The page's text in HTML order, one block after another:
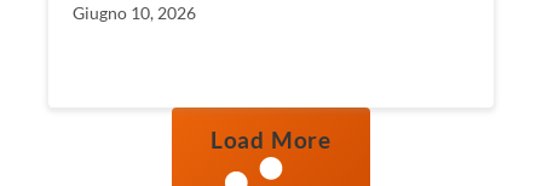
Giugno 10, 2026
Load More